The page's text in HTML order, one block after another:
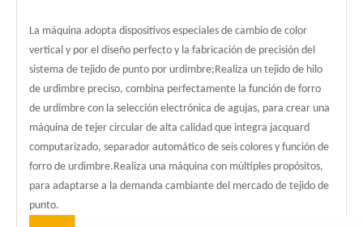
La máquina adopta dispositivos especiales de cambio de color
vertical y por el diseño perfecto y la fabricación de precisión del
sistema de tejido de punto por urdimbre;Realiza un tejido de hilo
de urdimbre preciso, combina perfectamente la función de forro
de urdimbre con la selección electrónica de agujas, para crear una
máquina de tejer circular de alta calidad que integra jacquard
computarizado, separador automático de seis colores y función de
forro de urdimbre.Realiza una máquina con múltiples propósitos,
para adaptarse a la demanda cambiante del mercado de tejido de
punto.